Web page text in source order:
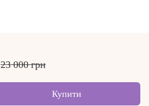
23 000 грн
Купити